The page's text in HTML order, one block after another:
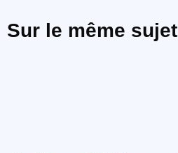
Sur le même sujet